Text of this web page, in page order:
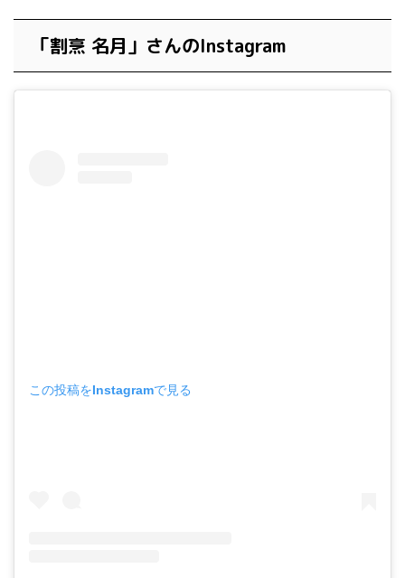
「割烹 名月」さんのInstagram
この投稿をInstagramで見る